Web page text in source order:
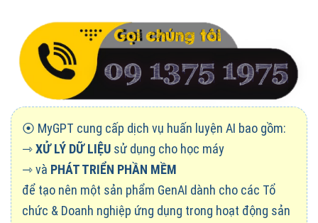
⦿ MyGPT cung cấp dịch vụ huấn luyện AI bao gồm:
⇾XỬ LÝ DỮ LIỆU sử dụng cho học máy
⇾ và PHÁT TRIỂN PHẦN MỀM
để tạo nên một sản phẩm GenAI dành cho các Tổ
chức & Doanh nghiệp ứng dụng trong hoạt động sản